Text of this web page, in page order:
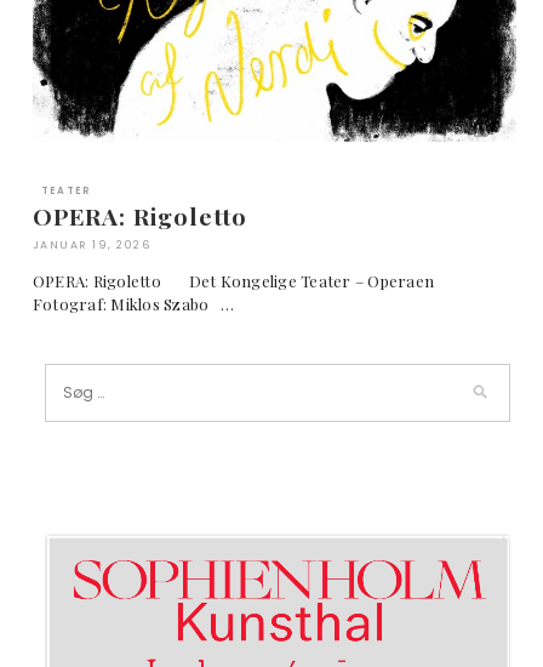
TEATER
OPERA: Rigoletto
JANUAR 19, 2026
OPERA: Rigoletto Det Kongelige Teater – Operaen
Fotograf: Miklos Szabo …